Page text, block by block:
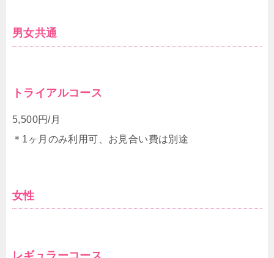
男女共通
トライアルコース
5,500円/月
＊1ヶ月のみ利用可、お見合い費は別途
女性
レギュラーコース